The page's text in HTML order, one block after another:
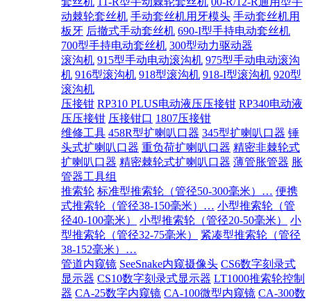
动棘轮套丝机 手动套丝机用牙模头 手动套丝机用
板牙 后撤式手动套丝机 690-I型手持电动套丝机
700型手持电动套丝机 300型动力驱动器
滚沟机 915型手动电动滚沟机 975型手动电动滚沟
机 916型滚沟机 918型滚沟机 918-I型滚沟机 920型
滚沟机
压接钳 RP310 PLUS电动液压压接钳 RP340电动液
压压接钳 压接钳口 1807压接钳
维修工具 458R型扩喇叭口器 345型扩喇叭口器 锤
头式扩喇叭口器 重负荷扩喇叭口器 精密非棘轮式
扩喇叭口器 精密棘轮式扩喇叭口器 薄管胀管器 胀
管器工具组
推索轮 标准型推索轮（管径50-300毫米）… 便携
式推索轮（管径38-150毫米）… 小型推索轮（管
径40-100毫米）
小型推索轮（管径20-50毫米）
小
型推索轮（管径32-75毫米）
紧凑型推索轮（管径
38-152毫米）…
管道内窥镜 SeeSnake内窥摄像头 CS6数字刻录式
显示器 CS10数字刻录式显示器 LT1000推索轮控制
器 CA-25数字内窥镜 CA-100微型内窥镜 CA-300数